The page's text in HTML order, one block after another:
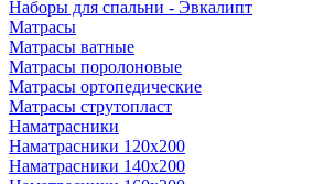
Наборы для спальни - Эвкалипт
Матрасы
Матрасы ватные
Матрасы поролоновые
Матрасы ортопедические
Матрасы струтопласт
Наматрасники
Наматрасники 120х200
Наматрасники 140х200